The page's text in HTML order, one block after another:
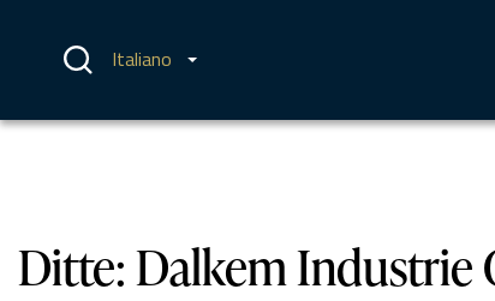
contenuto Italiano
Ditte:Dalkem Industrie